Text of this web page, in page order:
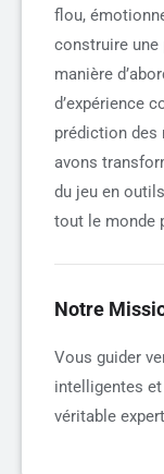
flou,
construire
manière
d’expérience
prédiction
avons
du jeu en
tout le monde
Notre
Vous guider
intelligentes
véritable